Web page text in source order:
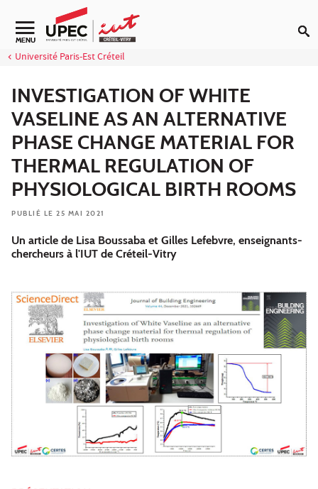
Aller au contenu
Navigation secondaire
MENU
Université Paris-Est Créteil
INVESTIGATION OF WHITE
VASELINE AS AN ALTERNATIVE
PHASE CHANGE MATERIAL FOR
THERMAL REGULATION OF
PHYSIOLOGICAL BIRTH ROOMS
PUBLIÉ LE 25 MAI 2021
Un article de Lisa Boussaba et Gilles Lefebvre, enseignants-
chercheurs à l'IUT de Créteil-Vitry